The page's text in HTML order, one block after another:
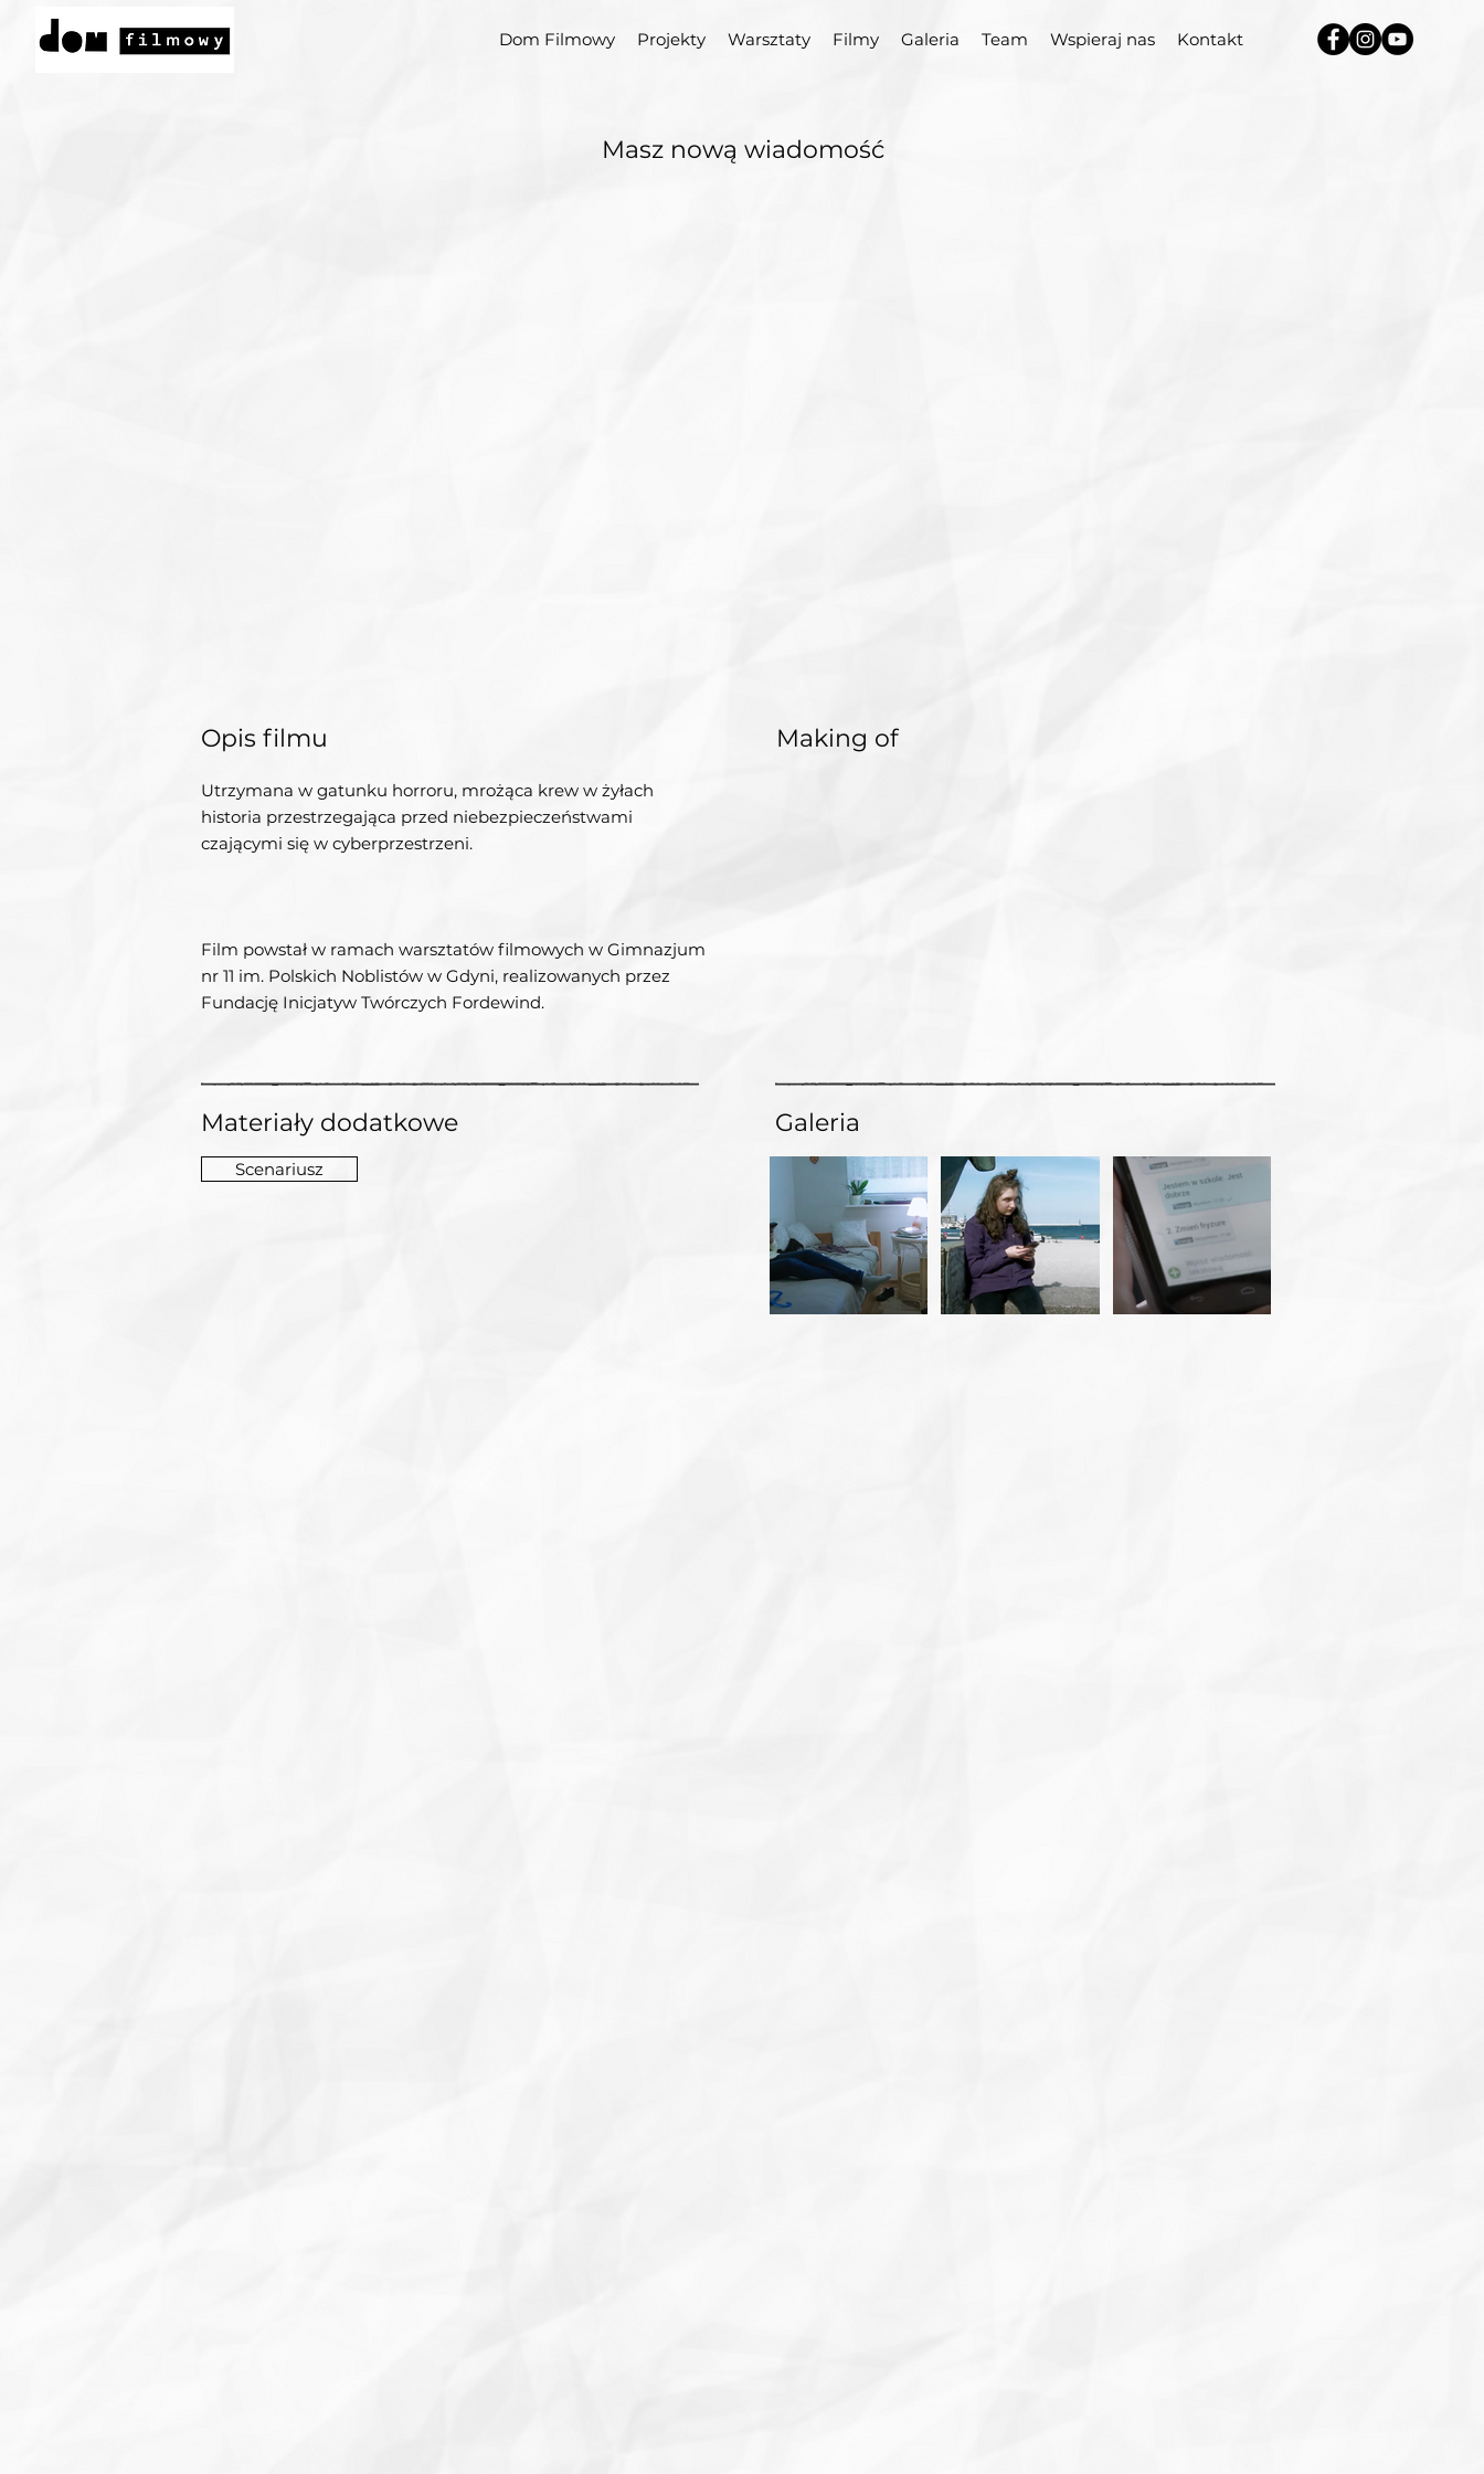
Dom Filmowy Projekty Warsztaty Filmy Galeria Team Wspieraj nas Kontakt
Masz nową wiadomość
Opis filmu Making of
​Utrzymana w gatunku horroru, mrożąca krew w żyłach
historia przestrzegająca przed niebezpieczeństwami
czającymi się w cyberprzestrzeni.
Film powstał w ramach warsztatów filmowych w Gimnazjum
nr 11 im. Polskich Noblistów w Gdyni, realizowanych przez
Fundację Inicjatyw Twórczych Fordewind.
Materiały dodatkowe
Scenariusz
Galeria